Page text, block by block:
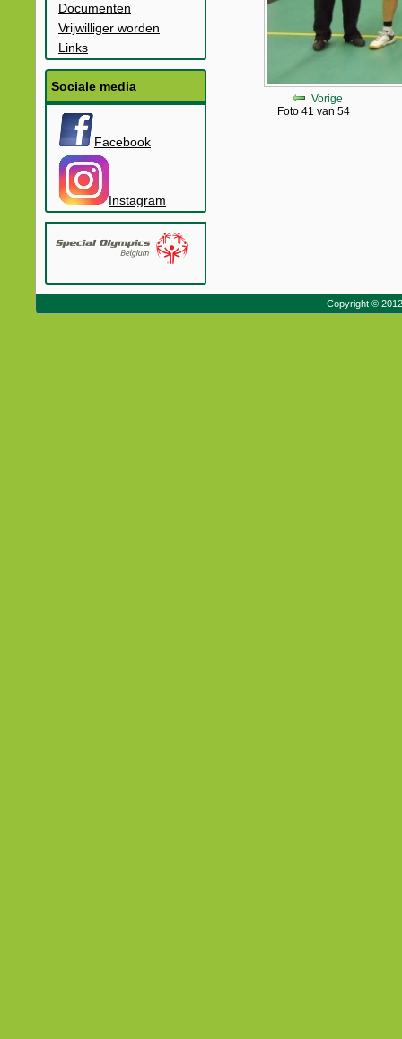
Documenten
Vrijwilliger worden
Links
Sociale media
Facebook
Instagram
Vorige
Foto 41 van 54
Copyright ©